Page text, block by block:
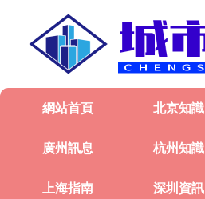
網站首頁 北京知識
廣州訊息 杭州知識
上海指南 深圳資訊